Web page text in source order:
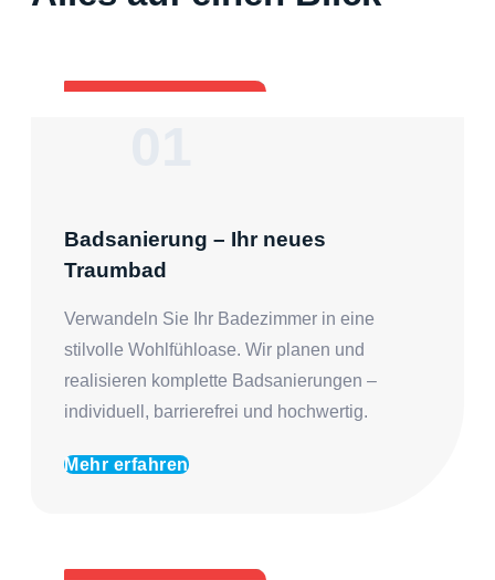
Badsanierung – Ihr neues
Traumbad
Verwandeln Sie Ihr Badezimmer in eine
stilvolle Wohlfühloase. Wir planen und
realisieren komplette Badsanierungen –
individuell, barrierefrei und hochwertig.
Mehr erfahren